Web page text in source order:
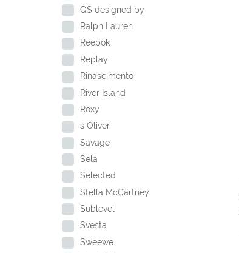
QS designed by
Ralph Lauren
Reebok
Replay
Rinascimento
River Island
Roxy
s Oliver
Savage
Sela
Selected
Stella McCartney
Sublevel
Svesta
Sweewe